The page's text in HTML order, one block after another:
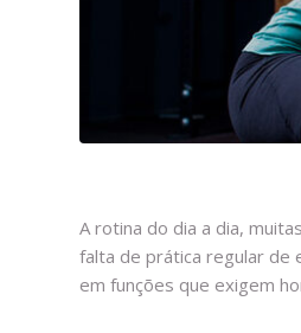
A rotina do dia a dia,
falta de prática regular de
em funções que exigem